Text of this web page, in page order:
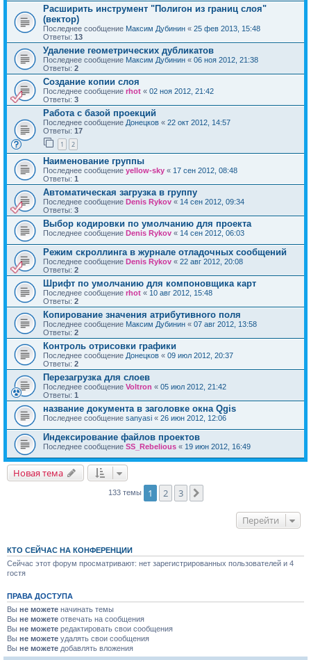
Расширить инструмент "Полигон из границ слоя"
(вектор)
Последнее сообщение Максим Дубинин « 25 фев 2013, 15:48
Ответы: 13
Удаление геометрических дубликатов
Последнее сообщение Максим Дубинин « 06 ноя 2012, 21:38
Ответы: 2
Создание копии слоя
Последнее сообщение rhot « 02 ноя 2012, 21:42
Ответы: 3
Работа с базой проекций
Последнее сообщение Донецков « 22 окт 2012, 14:57
Ответы: 17
1 2
Наименование группы
Последнее сообщение yellow-sky « 17 сен 2012, 08:48
Ответы: 1
Автоматическая загрузка в группу
Последнее сообщение Denis Rykov « 14 сен 2012, 09:34
Ответы: 3
Выбор кодировки по умолчанию для проекта
Последнее сообщение Denis Rykov « 14 сен 2012, 06:03
Режим скроллинга в журнале отладочных сообщений
Последнее сообщение Denis Rykov « 22 авг 2012, 20:08
Ответы: 2
Шрифт по умолчанию для компоновщика карт
Последнее сообщение rhot « 10 авг 2012, 15:48
Ответы: 2
Копирование значения атрибутивного поля
Последнее сообщение Максим Дубинин « 07 авг 2012, 13:58
Ответы: 2
Контроль отрисовки графики
Последнее сообщение Донецков « 09 июл 2012, 20:37
Ответы: 2
Перезагрузка для слоев
Последнее сообщение Voltron « 05 июл 2012, 21:42
Ответы: 1
название документа в заголовке окна Qgis
Последнее сообщение sanyasi « 26 июн 2012, 12:06
Индексирование файлов проектов
Последнее сообщение SS_Rebelious « 19 июн 2012, 16:49
Новая тема
133 темы 1 2 3
Перейти
КТО СЕЙЧАС НА КОНФЕРЕНЦИИ
Сейчас этот форум просматривают: нет зарегистрированных пользователей и 4
гостя
ПРАВА ДОСТУПА
Вы не можете начинать темы
Вы не можете отвечать на сообщения
Вы не можете редактировать свои сообщения
Вы не можете удалять свои сообщения
Вы не можете добавлять вложения